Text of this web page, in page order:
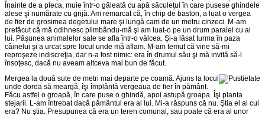
Înainte de a pleca, muie într-o găleată cu apă săculeţul în care pusese ghindele
alese şi numărate cu grijă. Am remarcat că, în chip de baston, a luat o vergea
de fier de grosimea degetului mare şi lungă cam de un metru cinzeci. M-am
prefăcut că mă odihnesc plimbându-mă şi am luat-o pe un drum paralel cu al
lui. Păşunea animalelor sale se afla într-o vâlcea. Şi-a lăsat turma în paza
câinelui şi a urcat spre locul unde mă aflam. M-am temut că vine să-mi
reproşeze indiscreţia, dar n-a fost nimic: era în drumul său şi mă invită să-l
însoţesc, dacă nu aveam altceva mai bun de făcut.
Mergea la două sute de metri mai departe pe coamă. Ajuns la locul
unde dorea să meargă, îşi împlântă vergeaua de fier în pământ.
Făcu astfel o groapă, în care puse o ghindă, apoi astupă groapa. Îşi planta
stejarii. L-am întrebat dacă pământul era al lui. Mi-a răspuns că nu. Ştia el al cui
era? Nu ştia. Presupunea că era un teren comunal, sau poate că era al unor